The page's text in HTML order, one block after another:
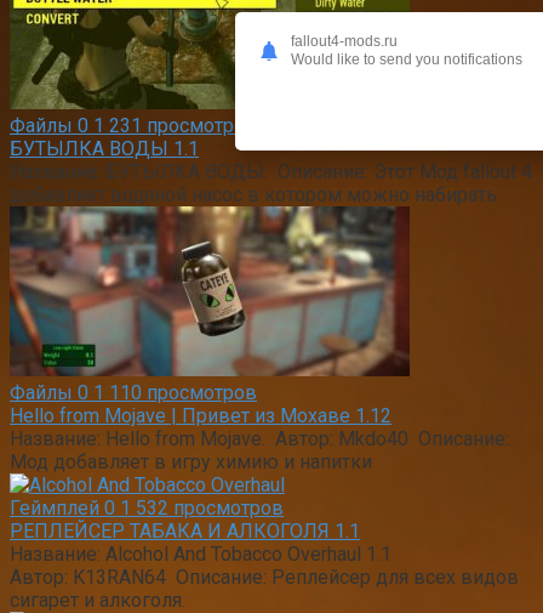
Файлы 0 1 231 просмотров
БУТЫЛКА ВОДЫ 1.1
Название: БУТЫЛКА ВОДЫ. Описание: Этот Мод fallout 4
добавляет водяной насос в котором можно набирать
Файлы 0 1 110 просмотров
Hello from Mojave | Привет из Мохаве 1.12
Название: Hello from Mojave. Автор: Mkdo40 Описание:
Мод добавляет в игру химию и напитки
Геймплей 0 1 532 просмотров
РЕПЛЕЙСЕР ТАБАКА И АЛКОГОЛЯ 1.1
Название: Alcohol And Tobacco Overhaul 1.1
Автор: K13RAN64 Описание: Реплейсер для всех видов
сигарет и алкоголя.
fallout4-mods.ru
Would like to send you notifications